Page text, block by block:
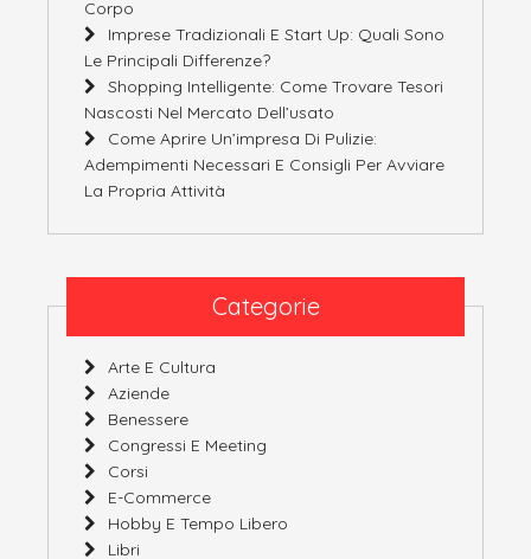
Corpo
Imprese Tradizionali E Start Up: Quali Sono
Le Principali Differenze?
Shopping Intelligente: Come Trovare Tesori
Nascosti Nel Mercato Dell’usato
Come Aprire Un’impresa Di Pulizie:
Adempimenti Necessari E Consigli Per Avviare
La Propria Attività
Categorie
Arte E Cultura
Aziende
Benessere
Congressi E Meeting
Corsi
E-Commerce
Hobby E Tempo Libero
Libri